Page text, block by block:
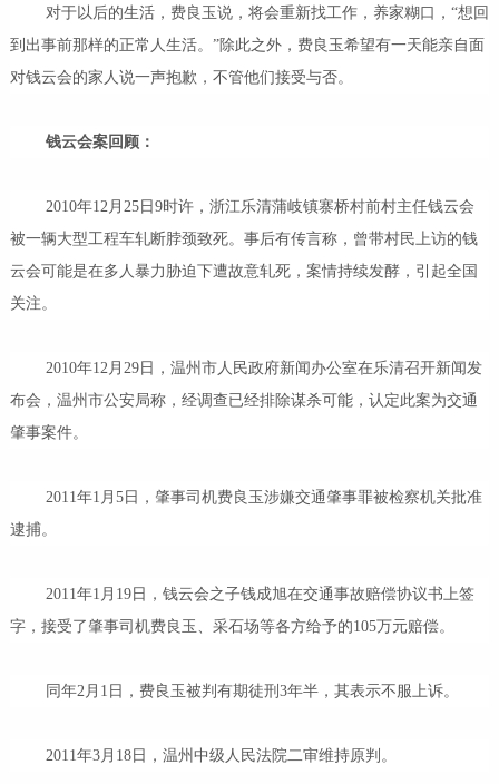
对于以后的生活，费良玉说，将会重新找工作，养家糊口，“想回
到出事前那样的正常人生活。”除此之外，费良玉希望有一天能亲自面
对钱云会的家人说一声抱歉，不管他们接受与否。
钱云会案回顾：
2010年12月25日9时许，浙江乐清蒲岐镇寨桥村前村主任钱云会
被一辆大型工程车轧断脖颈致死。事后有传言称，曾带村民上访的钱
云会可能是在多人暴力胁迫下遭故意轧死，案情持续发酵，引起全国
关注。
2010年12月29日，温州市人民政府新闻办公室在乐清召开新闻发
布会，温州市公安局称，经调查已经排除谋杀可能，认定此案为交通
肇事案件。
2011年1月5日，肇事司机费良玉涉嫌交通肇事罪被检察机关批准
逮捕。
2011年1月19日，钱云会之子钱成旭在交通事故赔偿协议书上签
字，接受了肇事司机费良玉、采石场等各方给予的105万元赔偿。
同年2月1日，费良玉被判有期徒刑3年半，其表示不服上诉。
2011年3月18日，温州中级人民法院二审维持原判。